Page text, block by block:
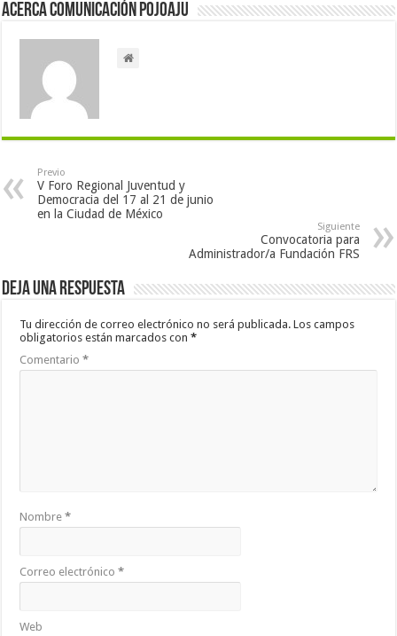
Acerca Comunicación Pojoaju
Previo
V Foro Regional Juventud y
Democracia del 17 al 21 de junio
en la Ciudad de México
Siguiente
Convocatoria para
Administrador/a Fundación FRS
Deja una respuesta
Tu dirección de correo electrónico no será publicada. Los campos
obligatorios están marcados con*
Comentario*
Nombre*
Correo electrónico*
Web